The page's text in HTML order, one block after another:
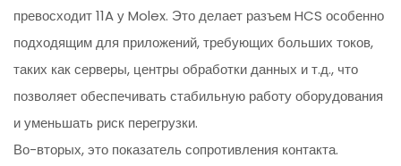
превосходит 11A у Molex. Это делает разъем HCS особенно
подходящим для приложений, требующих больших токов,
таких как серверы, центры обработки данных и т.д., что
позволяет обеспечивать стабильную работу оборудования
и уменьшать риск перегрузки.
Во-вторых, это показатель сопротивления контакта.